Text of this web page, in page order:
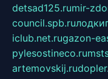
detsad125.rumir-
council.spb.ru
iclub.net.rugazon-
pylesostineco.ru
artemovskij.ru